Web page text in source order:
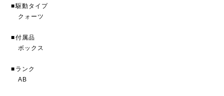
■駆動タイプ
クォーツ
■付属品
ボックス
■ランク
AB